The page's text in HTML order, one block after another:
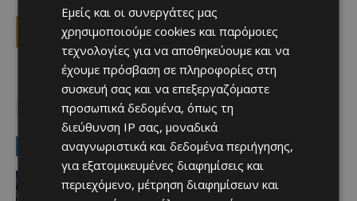
Facebook X Viber
Top ΕΘΝΙΚΗ ΓΚΑΝΑΣ ΜΟΥΝΤΙΑΛ 2026
ΝΤΕΡΙΚ ΛΟΥΚΑΣΕΝ ΠΑΦΟΣ FC
LATEST NEWS
Αθλητικά
Ψάχνουν φουνταριστό…
Εμείς και οι συνεργάτες μας
χρησιμοποιούμε cookies και παρόμοιες
τεχνολογίες για να αποθηκεύουμε και να
έχουμε πρόσβαση σε πληροφορίες στη
συσκευή σας και να επεξεργαζόμαστε
προσωπικά δεδομένα, όπως τη
διεύθυνση IP σας, μοναδικά
αναγνωριστικά και δεδομένα περιήγησης,
για εξατομικευμένες διαφημίσεις και
περιεχόμενο, μέτρηση διαφημίσεων και